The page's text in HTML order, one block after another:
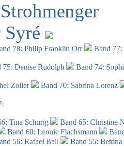
78: Philip Franklin Orr
Band
75: Denise Rudolph
Band 74:
Zoller
Band 70: Sabrina Lorenz
Tina Schurig
Band 65: Christine
Band 60: Leonie Flachsmann
56: Rafael Ball
Band 55: